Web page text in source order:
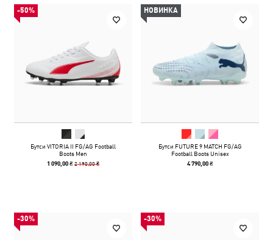
-50%
Бутси VITORIA II FG/AG Football
Boots Men
1 090,00 ₴2 190,00 ₴
НОВИНКА
Бутси FUTURE 9 MATCH FG/AG
Football Boots Unisex
4 790,00 ₴
-30% -30%